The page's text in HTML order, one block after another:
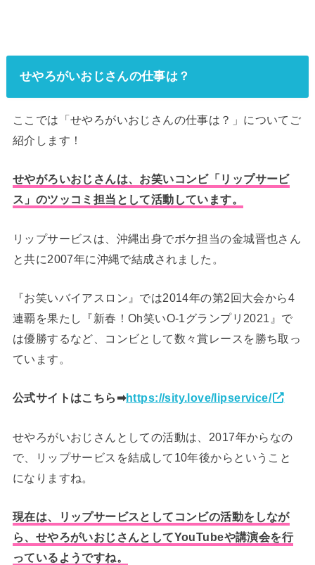
せやろがいおじさんの仕事は？
ここでは「せやろがいおじさんの仕事は？」についてご
紹介します！
せやがろいおじさんは、お笑いコンビ「リップサービ
ス」のツッコミ担当として活動しています。
リップサービスは、沖縄出身でボケ担当の金城晋也さん
と共に2007年に沖縄で結成されました。
『お笑いバイアスロン』では2014年の第2回大会から4
連覇を果たし『新春！Oh笑いO-1グランプリ2021』で
は優勝するなど、コンビとして数々賞レースを勝ち取っ
ています。
公式サイトはこちら➡https://sity.love/lipservice/
せやろがいおじさんとしての活動は、2017年からなの
で、リップサービスを結成して10年後からということ
になりますね。
現在は、リップサービスとしてコンビの活動をしなが
ら、せやろがいおじさんとしてYouTubeや講演会を行
っているようですね。